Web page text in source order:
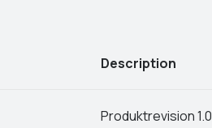
Description
Produktrevision 1.0